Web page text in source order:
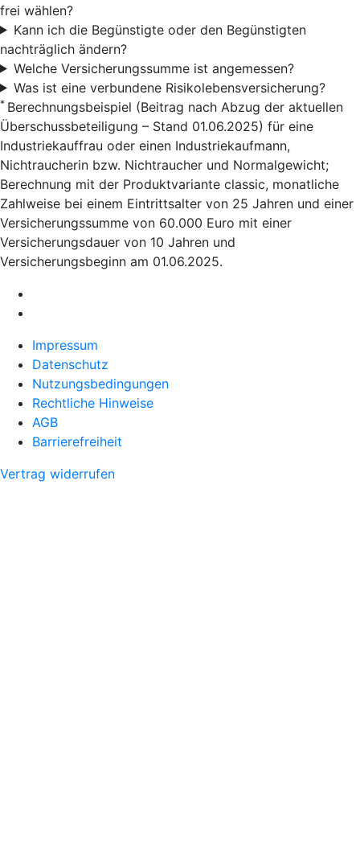
frei wählen?
Kann ich die Begünstigte oder den Begünstigten
nachträglich ändern?
Welche Versicherungssumme ist angemessen?
Was ist eine verbundene Risikolebensversicherung?
* Berechnungsbeispiel (Beitrag nach Abzug der aktuellen
Überschussbeteiligung – Stand 01.06.2025) für eine
Industriekauffrau oder einen Industriekaufmann,
Nichtraucherin bzw. Nichtraucher und Normalgewicht;
Berechnung mit der Produktvariante classic, monatliche
Zahlweise bei einem Eintrittsalter von 25 Jahren und einer
Versicherungssumme von 60.000 Euro mit einer
Versicherungsdauer von 10 Jahren und
Versicherungsbeginn am 01.06.2025.
Impressum
Datenschutz
Nutzungsbedingungen
Rechtliche Hinweise
AGB
Barrierefreiheit
Vertrag widerrufen